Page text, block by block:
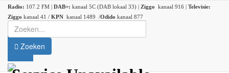
Radio: 107.2 FM | DAB+: kanaal 5C (DAB lokaal 33) | Ziggo kanaal 916 | Televisie:
Ziggo kanaal 41 / KPN kanaal 1489 /Odido kanaal 877
Zoeken